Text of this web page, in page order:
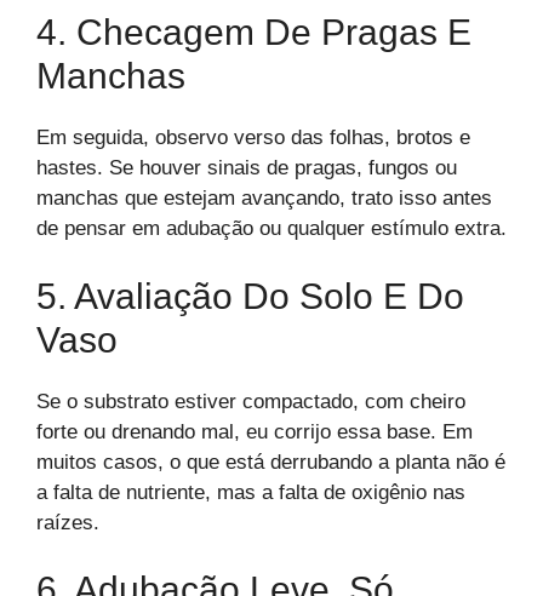
4. Checagem De Pragas E
Manchas
Em seguida, observo verso das folhas, brotos e
hastes. Se houver sinais de pragas, fungos ou
manchas que estejam avançando, trato isso antes
de pensar em adubação ou qualquer estímulo extra.
5. Avaliação Do Solo E Do
Vaso
Se o substrato estiver compactado, com cheiro
forte ou drenando mal, eu corrijo essa base. Em
muitos casos, o que está derrubando a planta não é
a falta de nutriente, mas a falta de oxigênio nas
raízes.